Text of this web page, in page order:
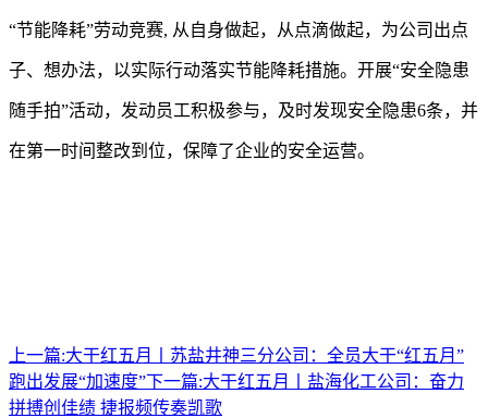
“节能降耗”劳动竞赛, 从自身做起，从点滴做起，为公司出点
子、想办法，以实际行动落实节能降耗措施。开展“安全隐患
随手拍”活动，发动员工积极参与，及时发现安全隐患6条，并
在第一时间整改到位，保障了企业的安全运营。
上一篇:大干红五月丨苏盐井神三分公司：全员大干“红五月”
跑出发展“加速度”下一篇:大干红五月丨盐海化工公司：奋力
拼搏创佳绩 捷报频传奏凯歌